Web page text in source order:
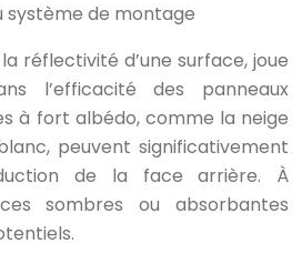
système de montage
réflectivité d’une surface, joue
l’efficacité des panneaux
à fort albédo, comme la neige
peuvent significativement
de la face arrière. À
sombres ou absorbantes